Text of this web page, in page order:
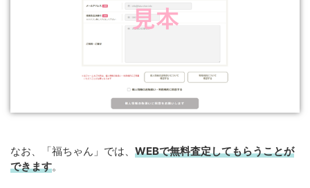
なお、「福ちゃん」では、 WEBで無料査定してもらうことが
できます。